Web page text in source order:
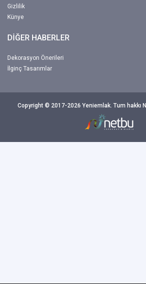
Gizlilik
Künye
DİĞER HABERLER
Dekorasyon Önerileri
İlginç Tasarımlar
Copyright © 2017-2026 Yeniemlak. Tum hakkı